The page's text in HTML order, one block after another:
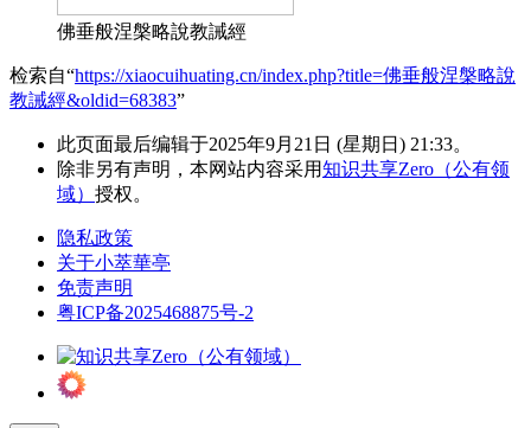
佛垂般涅槃略說教誡經
检索自“https://xiaocuihuating.cn/index.php?title=佛垂般涅槃略說
教誡經&oldid=68383”
此页面最后编辑于2025年9月21日 (星期日) 21:33。
除非另有声明，本网站内容采用知识共享Zero（公有领
域） 授权。
隐私政策
关于小萃華亭
免责声明
粤ICP备2025468875号-2